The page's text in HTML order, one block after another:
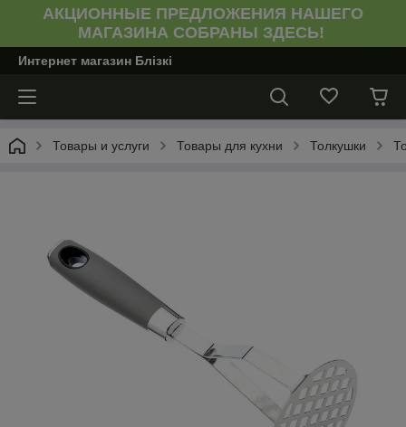
АКЦИОННЫЕ ПРЕДЛОЖЕНИЯ НАШЕГО
МАГАЗИНА СОБРАНЫ ЗДЕСЬ!
Интернет магазин Блiзкi
Товары и услуги Товары для кухни Толкушки